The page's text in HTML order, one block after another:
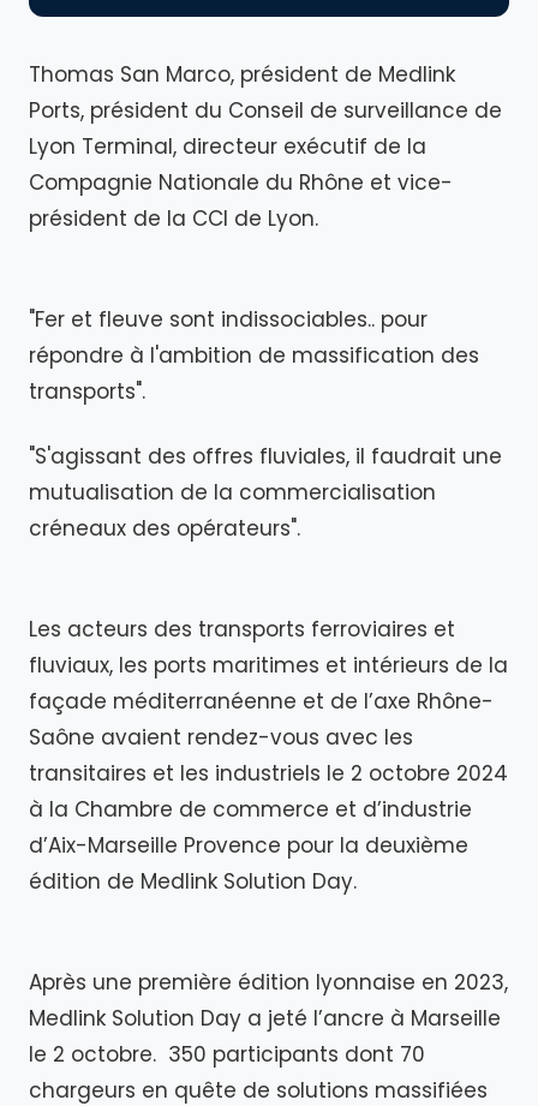
Thomas San Marco, président de Medlink
Ports, président du Conseil de surveillance de
Lyon Terminal, directeur exécutif de la
Compagnie Nationale du Rhône et vice-
président de la CCI de Lyon.
"Fer et fleuve sont indissociables.. pour
répondre à l'ambition de massification des
transports".
"S'agissant des offres fluviales, il faudrait une
mutualisation de la commercialisation
créneaux des opérateurs".
Les acteurs des transports ferroviaires et
fluviaux, les ports maritimes et intérieurs de la
façade méditerranéenne et de l’axe Rhône-
Saône avaient rendez-vous avec les
transitaires et les industriels le 2 octobre 2024
à la Chambre de commerce et d’industrie
d’Aix-Marseille Provence pour la deuxième
édition de Medlink Solution Day.
Après une première édition lyonnaise en 2023,
Medlink Solution Day a jeté l’ancre à Marseille
le 2 octobre. 350 participants dont 70
chargeurs en quête de solutions massifiées